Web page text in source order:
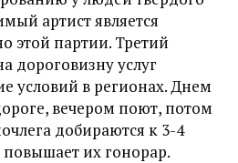
артист является
этой партии. Третий
дороговизну услуг
условий в регионах. Днем
вечером поют, потом
добираются к 3-4
повышает их гонорар.